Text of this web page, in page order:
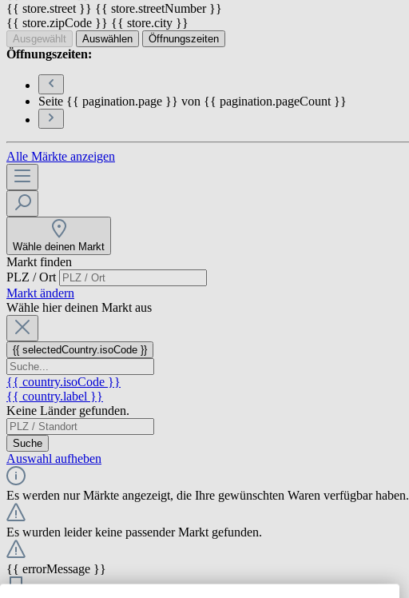
{{ store.street }} {{ store.streetNumber }}
{{ store.zipCode }} {{ store.city }}
Ausgewählt Auswählen Öffnungszeiten
Öffnungszeiten:
Seite {{ pagination.page }} von {{ pagination.pageCount }}
Alle Märkte anzeigen
Wähle deinen Markt
Markt finden
PLZ / Ort
Markt ändern
Wähle hier deinen Markt aus
{{ selectedCountry.isoCode }}
{{ country.isoCode }}
{{ country.label }}
Keine Länder gefunden.
Suche
Auswahl aufheben
Es werden nur Märkte angezeigt, die Ihre gewünschten Waren verfügbar haben.
Es wurden leider keine passender Markt gefunden.
{{ errorMessage }}